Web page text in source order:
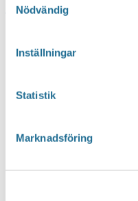
Nödvändig
Inställningar
Statistik
Marknadsföring
« Alla Evenemang
Email
Evenemang